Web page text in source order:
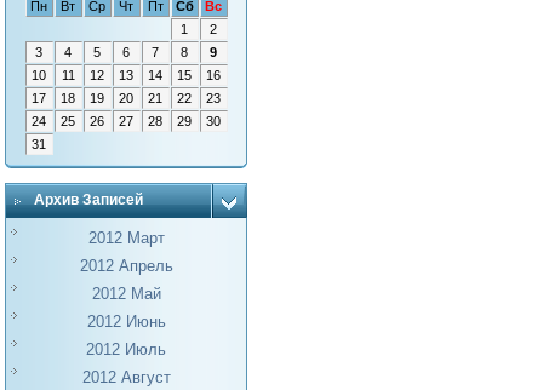
Пн
Вт Ср Чт Пт Сб
Вс
1
2
3
4 5 6 7 8
9
10
11 12 13 14 15
16
17
18 19 20 21 22
23
24
25 26 27 28 29
30
31
Архив Записей
2012 Март
2012 Апрель
2012 Май
2012 Июнь
2012 Июль
2012 Август